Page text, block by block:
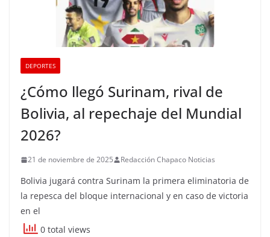
DEPORTES
¿Cómo llegó Surinam, rival de
Bolivia, al repechaje del Mundial
2026?
21 de noviembre de 2025 Redacción Chapaco Noticias
Bolivia jugará contra Surinam la primera eliminatoria de
la repesca del bloque internacional y en caso de victoria
en el
0 total views